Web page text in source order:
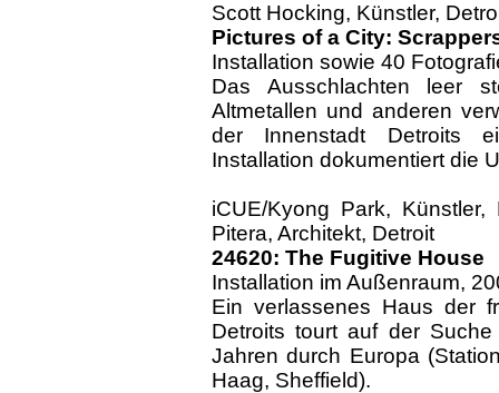
Scott Hocking, Künstler,
Pictures of a City:
Installation sowie 40
Das Ausschlachten leer
Altmetallen und anderen
der Innenstadt Detroits
Installation dokumentiert die
iCUE/Kyong Park,
Pitera, Architekt, Detroit
24620: The Fugitive House
Installation im Außenraum,
Ein verlassenes Haus der
Detroits tourt auf der
Jahren durch Europa
Haag, Sheffield).